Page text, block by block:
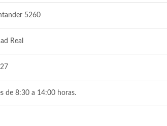
5260
Real
de 8:30 a 14:00 horas.